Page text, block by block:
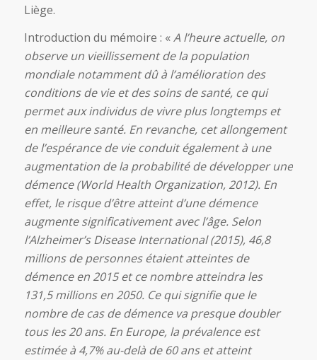
Liège.
Introduction du mémoire : «A l’heure actuelle, on
observe un vieillissement de la population
mondiale notamment dû à l’amélioration des
conditions de vie et des soins de santé, ce qui
permet aux individus de vivre plus longtemps et
en meilleure santé. En revanche, cet allongement
de l’espérance de vie conduit également à une
augmentation de la probabilité de développer une
démence (World Health Organization, 2012). En
effet, le risque d’être atteint d’une démence
augmente significativement avec l’âge. Selon
l’Alzheimer’s Disease International (2015), 46,8
millions de personnes étaient atteintes de
démence en 2015 et ce nombre atteindra les
131,5 millions en 2050. Ce qui signifie que le
nombre de cas de démence va presque doubler
tous les 20 ans. En Europe, la prévalence est
estimée à 4,7% au-delà de 60 ans et atteint